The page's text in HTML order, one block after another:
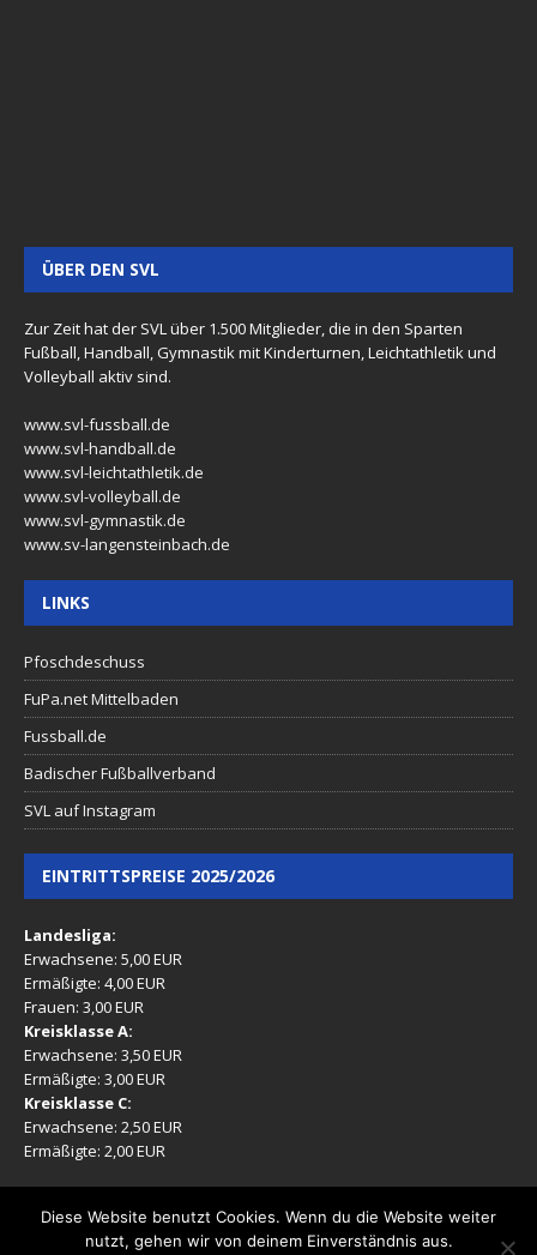
ÜBER DEN SVL
Zur Zeit hat der SVL über 1.500 Mitglieder, die in den Sparten
Fußball, Handball, Gymnastik mit Kinderturnen, Leichtathletik und
Volleyball aktiv sind.
www.svl-fussball.de
www.svl-handball.de
www.svl-leichtathletik.de
www.svl-volleyball.de
www.svl-gymnastik.de
www.sv-langensteinbach.de
LINKS
Pfoschdeschuss
FuPa.net Mittelbaden
Fussball.de
Badischer Fußballverband
SVL auf Instagram
EINTRITTSPREISE 2025/2026
Landesliga:
Erwachsene: 5,00 EUR
Ermäßigte: 4,00 EUR
Frauen: 3,00 EUR
Kreisklasse A:
Erwachsene: 3,50 EUR
Ermäßigte: 3,00 EUR
Kreisklasse C:
Erwachsene: 2,50 EUR
Ermäßigte: 2,00 EUR
Diese Website benutzt Cookies. Wenn du die Website weiter
nutzt, gehen wir von deinem Einverständnis aus.